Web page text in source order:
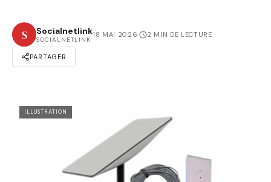
S Socialnetlink
SOCIALNETLINK
18 MAI 2026· 2 MIN DE LECTURE
PARTAGER
ILLUSTRATION